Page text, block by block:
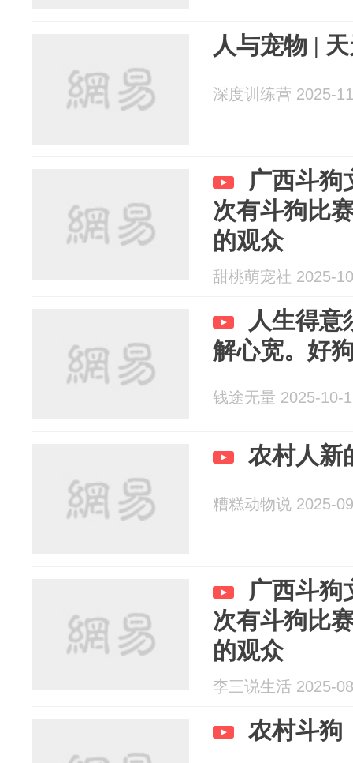
人与宠物 |
深度训练营 2025-
广西斗狗
次有斗狗比
的观众
甜桃萌宠社 2025-
人生得意
解心宽。好
钱途无量 2025-10-
农村人新
糟糕动物说 2025-
广西斗狗
次有斗狗比
的观众
李三说生活 2025-
农村斗狗